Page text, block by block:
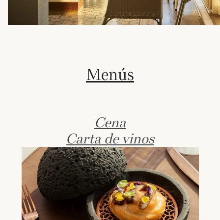
Menús
Cena
Carta de vinos